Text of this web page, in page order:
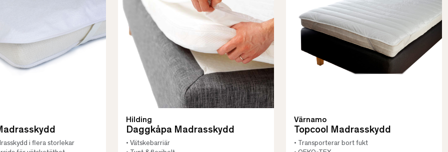
i flera storlekar
Hilding
Daggkåpa Madrasskydd
• Vätskebarriär
Värnamo
Topcool Madrasskydd
• Transporterar bort fukt